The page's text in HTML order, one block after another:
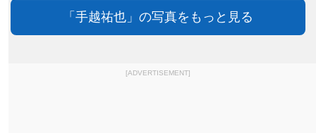
「手越祐也」の写真をもっと見る
[ADVERTISEMENT]